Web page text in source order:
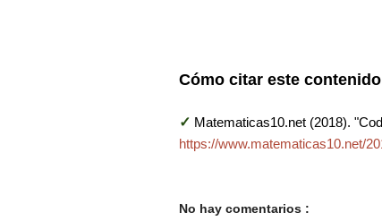
Cómo citar este
✓ Matematicas10.net (2018).
https://www.matematicas10.net/
No hay comentarios :